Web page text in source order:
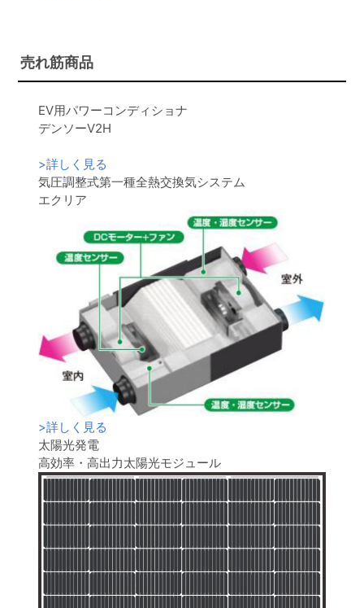
売れ筋商品
EV用パワーコンディショナ
デンソーV2H
>詳しく見る
気圧調整式第一種全熱交換気システム
エクリア
>詳しく見る
太陽光発電
高効率・高出力太陽光モジュール